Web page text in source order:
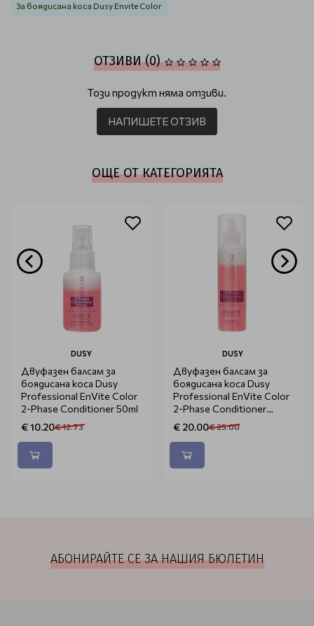
За боядисана коса Dusy Envite Color
ОТЗИВИ (0)
Този продукт няма отзиви.
НАПИШЕТЕ ОТЗИВ
ОЩЕ ОТ КАТЕГОРИЯТА
DUSY
Двуфазен балсам за
боядисана коса Dusy
Professional EnVite Color
2-Phase Conditioner 50ml
€ 10.20€ 12.73
DUSY
Двуфазен балсам за
боядисана коса Dusy
Professional EnVite Color
2-Phase Conditioner
200ml
€ 20.00€ 25.00
АБОНИРАЙТЕ СЕ ЗА НАШИЯ БЮЛЕТИН